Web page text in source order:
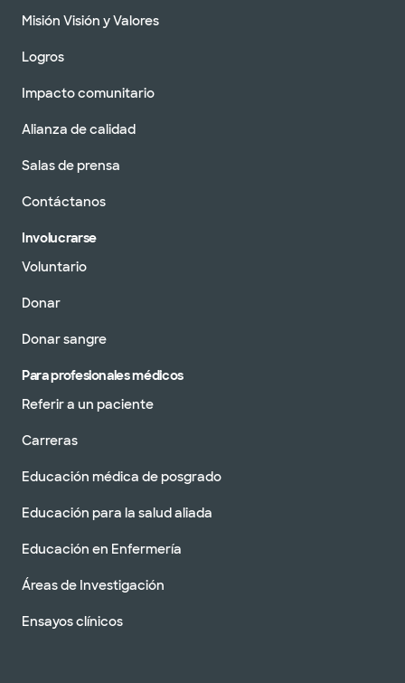
Misión Visión y Valores
Logros
Impacto comunitario
Alianza de calidad
Salas de prensa
Contáctanos
Involucrarse
Voluntario
Donar
Donar sangre
Para profesionales médicos
Referir a un paciente
Carreras
Educación médica de posgrado
Educación para la salud aliada
Educación en Enfermería
Áreas de Investigación
Ensayos clínicos